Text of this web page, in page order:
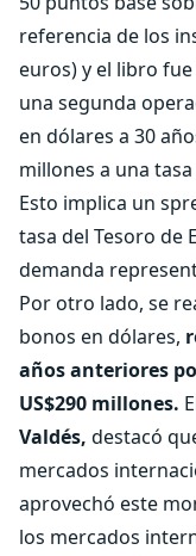
referencia de los
euros) y el libro
una segunda
en dólares a 30
millones a una tasa
Esto implica un
tasa del Tesoro de
demanda
Por otro lado, se
bonos en dólares,
años anteriores
US$290 millones.
Valdés, destacó
mercados
aprovechó este
los mercados